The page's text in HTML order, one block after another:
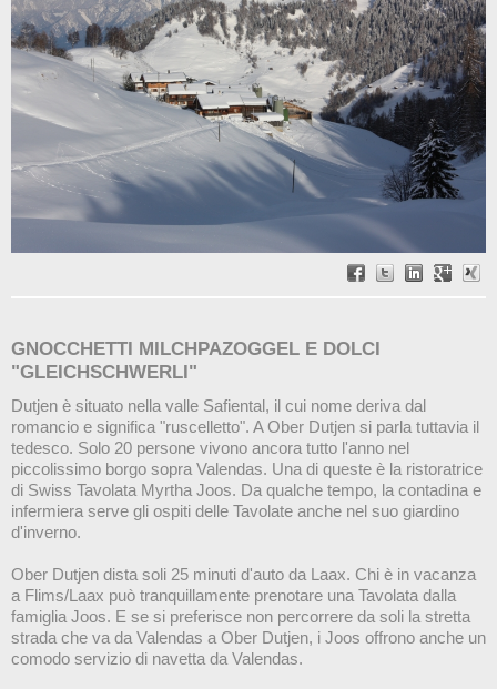
GNOCCHETTI MILCHPAZOGGEL E DOLCI
"GLEICHSCHWERLI"
Dutjen è situato nella valle Safiental, il cui nome deriva dal
romancio e significa "ruscelletto". A Ober Dutjen si parla tuttavia il
tedesco. Solo 20 persone vivono ancora tutto l'anno nel
piccolissimo borgo sopra Valendas. Una di queste è la ristoratrice
di Swiss Tavolata Myrtha Joos. Da qualche tempo, la contadina e
infermiera serve gli ospiti delle Tavolate anche nel suo giardino
d'inverno.
Ober Dutjen dista soli 25 minuti d'auto da Laax. Chi è in vacanza
a Flims/Laax può tranquillamente prenotare una Tavolata dalla
famiglia Joos. E se si preferisce non percorrere da soli la stretta
strada che va da Valendas a Ober Dutjen, i Joos offrono anche un
comodo servizio di navetta da Valendas.